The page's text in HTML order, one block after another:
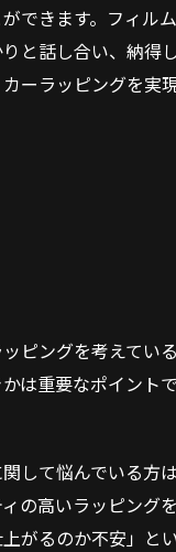
できます。フィル
と話し合い、納得
ーラッピングを実
ピングを考えてい
は重要なポイントで
して悩んでいる方
の高いラッピング
がるのか不安」と